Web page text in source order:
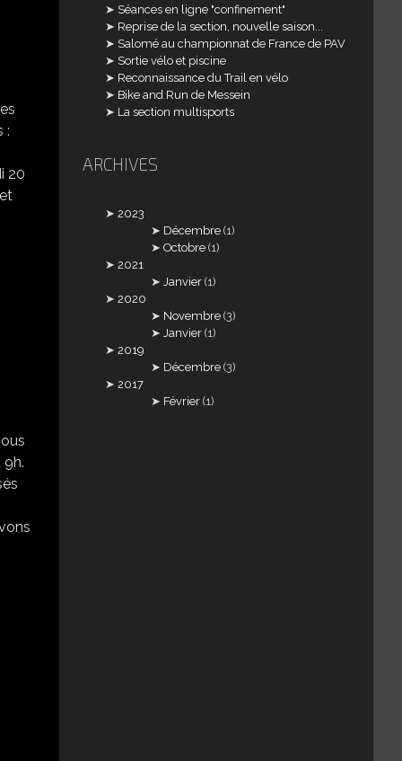
:
20
Séances en ligne "confinement"
Reprise de la section, nouvelle saison...
Salomé au championnat de France de PAV
Sortie vélo et piscine
Reconnaissance du Trail en vélo
Bike and Run de Messein
La section multisports
ARCHIVES
2023
Décembre (1)
Octobre (1)
2021
Janvier (1)
2020
Novembre (3)
Janvier (1)
2019
Décembre (3)
2017
Février (1)